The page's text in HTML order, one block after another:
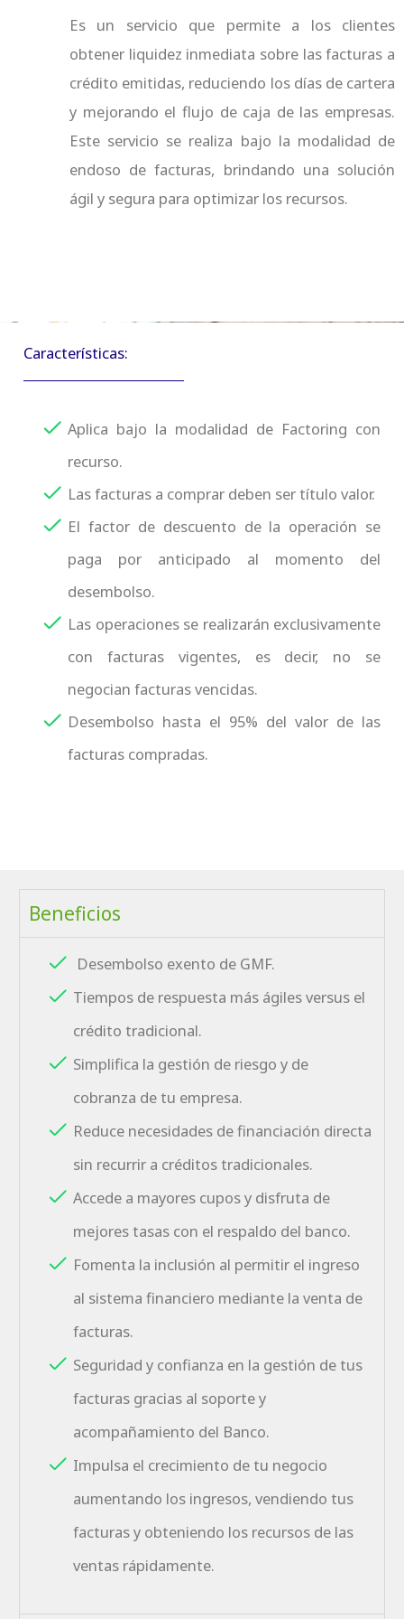
Es un servicio que permite a los clientes
obtener liquidez inmediata sobre las facturas a
crédito emitidas, reduciendo los días de cartera
y mejorando el flujo de caja de las empresas.
Este servicio se realiza bajo la modalidad de
endoso de facturas, brindando una solución
ágil y segura para optimizar los recursos.
Características:
Aplica bajo la modalidad de Factoring con
recurso.
Las facturas a comprar deben ser título valor.
El factor de descuento de la operación se
paga por anticipado al momento del
desembolso.
Las operaciones se realizarán exclusivamente
con facturas vigentes, es decir, no se
negocian facturas vencidas.
Desembolso hasta el 95% del valor de las
facturas compradas.
Beneficios
Desembolso exento de GMF.
Tiempos de respuesta más ágiles versus el
crédito tradicional.
Simplifica la gestión de riesgo y de
cobranza de tu empresa.
Reduce necesidades de financiación directa
sin recurrir a créditos tradicionales.
Accede a mayores cupos y disfruta de
mejores tasas con el respaldo del banco.
Fomenta la inclusión al permitir el ingreso
al sistema financiero mediante la venta de
facturas.
Seguridad y confianza en la gestión de tus
facturas gracias al soporte y
acompañamiento del Banco.
Impulsa el crecimiento de tu negocio
aumentando los ingresos, vendiendo tus
facturas y obteniendo los recursos de las
ventas rápidamente.